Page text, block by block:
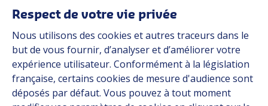
Ressources
À propos
Carrière
Contact
Respect de votre vie privée
Nous utilisons des cookies et autres traceurs dans le
but de vous fournir, d’analyser et d’améliorer votre
expérience utilisateur. Conformément à la législation
française, certains cookies de mesure d'audience sont
déposés par défaut. Vous pouvez à tout moment